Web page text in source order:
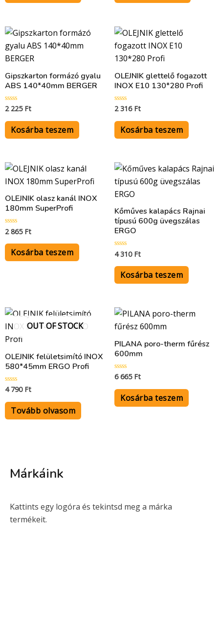
Gipszkarton formázó gyalu
ABS 140*40mm BERGER
Értékelés:
/
2 225 Ft
Kosárba teszem
OLEJNIK glettelő fogazott
INOX E10 130*280 Profi
Értékelés:
/
2 316 Ft
Kosárba teszem
OLEJNIK olasz kanál INOX
180mm SuperProfi
Értékelés:
/
2 865 Ft
Kosárba teszem
Kőműves kalapács Rajnai
típusú 600g üvegszálas
ERGO
Értékelés:
/
4 310 Ft
Kosárba teszem
OUT OF STOCK
OLEJNIK felületsimító INOX
580*45mm ERGO Profi
Értékelés:
/
4 790 Ft
Tovább olvasom
PILANA poro-therm fűrész
600mm
Értékelés:
/
6 665 Ft
Kosárba teszem
Márkáink
Kattints egy logóra és tekintsd meg a márka
termékeit.